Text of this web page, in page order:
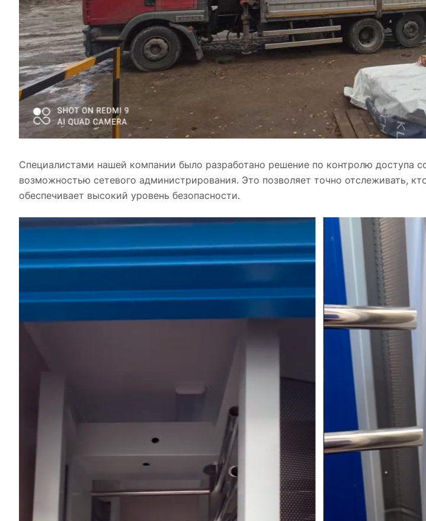
Специалистами нашей компании было разработано решение по контролю доступа
возможностью сетевого администрирования. Это позволяет точно отслеживать,
обеспечивает высокий уровень безопасности.